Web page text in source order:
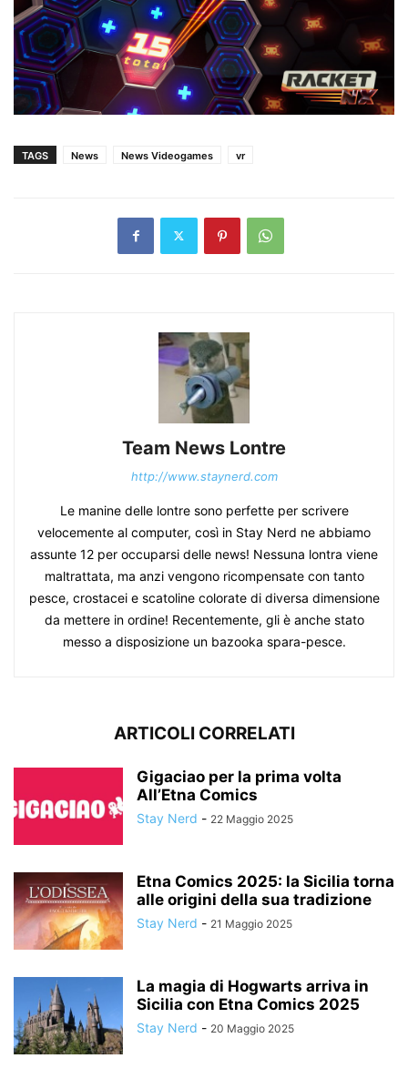
TAGS News News Videogames vr
Team News Lontre
http://www.staynerd.com
Le manine delle lontre sono perfette per scrivere
velocemente al computer, così in Stay Nerd ne abbiamo
assunte 12 per occuparsi delle news! Nessuna lontra viene
maltrattata, ma anzi vengono ricompensate con tanto
pesce, crostacei e scatoline colorate di diversa dimensione
da mettere in ordine! Recentemente, gli è anche stato
messo a disposizione un bazooka spara-pesce.
ARTICOLI CORRELATI
Gigaciao per la prima volta
All’Etna Comics
Stay Nerd - 22 Maggio 2025
Etna Comics 2025: la Sicilia torna
alle origini della sua tradizione
Stay Nerd - 21 Maggio 2025
La magia di Hogwarts arriva in
Sicilia con Etna Comics 2025
Stay Nerd - 20 Maggio 2025